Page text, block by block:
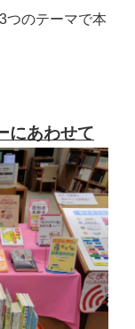
つのテーマで本
にあわせて